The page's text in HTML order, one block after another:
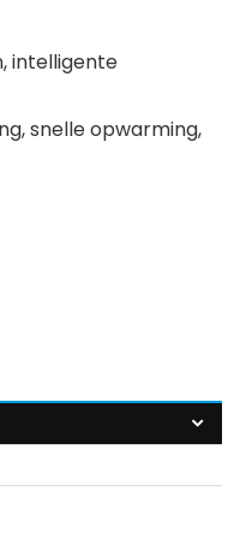
intelligente
snelle opwarming,